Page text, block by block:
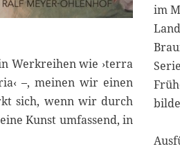
Werkreihen wie ›terra
–, meinen wir einen
sich, wenn wir durch
Kunst umfassend, in
im